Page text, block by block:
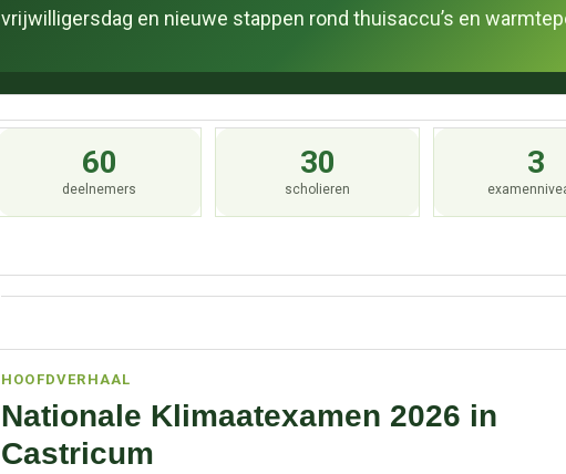
vrijwilligersdag en nieuwe stappen rond thuisaccu’s en
60
deelnemers
30
scholieren
3
HOOFDVERHAAL
Nationale Klimaatexamen 2026 in
Castricum